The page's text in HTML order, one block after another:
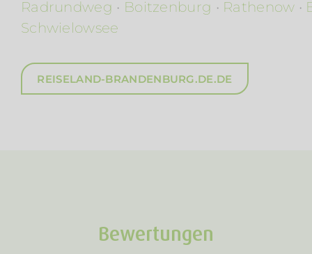
Radrundweg • Boitzenburg • Rathenow •
Schwielowsee
REISELAND-BRANDENBURG.DE.DE
Bewertungen